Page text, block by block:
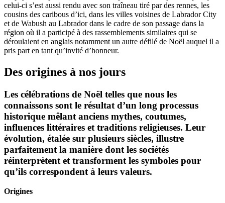
celui-ci s’est aussi rendu avec son traîneau tiré par des rennes, les
cousins des caribous d’ici, dans les villes voisines de Labrador City
et de Wabush au Labrador dans le cadre de son passage dans la
région où il a participé à des rassemblements similaires qui se
déroulaient en anglais notamment un autre défilé de Noël auquel il a
pris part en tant qu’invité d’honneur.
Des origines à nos jours
Les célébrations de Noël telles que nous les
connaissons sont le résultat d’un long processus
historique mêlant anciens mythes, coutumes,
influences littéraires et traditions religieuses. Leur
évolution, étalée sur plusieurs siècles, illustre
parfaitement la manière dont les sociétés
réinterprètent et transforment les symboles pour
qu’ils correspondent à leurs valeurs.
Origines